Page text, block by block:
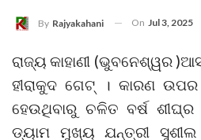
By Rajyakahani On Jul 3, 2025
ରାଜ୍ୟ କାହାଣୀ (ଭୁବନେଶ୍ୱର
ହୀରାକୁଦ ଗେଟ୍ । କାରଣ
ହେଉଥିବାରୁ ଚଳିତ ବର୍ଷ
ଡ୍ୟାମ ମୁଖ୍ୟ ଯନ୍ତ୍ରୀ ସୁଶୀଲ